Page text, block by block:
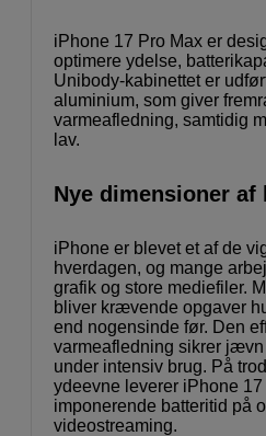
iPhone 17 Pro Max er
optimere ydelse,
Unibody-kabinettet er
aluminium, som giver
varmeafledning, samtidig
lav.
Nye dimensioner af
iPhone er blevet et af de
hverdagen, og mange
grafik og store mediefiler.
bliver krævende opgaver
end nogensinde før. Den
varmeafledning sikrer
under intensiv brug. På
ydeevne leverer iPhone
imponerende batteritid på
videostreaming.